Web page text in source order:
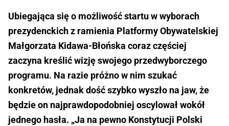
Ubiegająca się o możliwość startu w wyborach
prezydenckich z ramienia Platformy Obywatelskiej
Małgorzata Kidawa-Błońska coraz częściej
zaczyna kreślić wizję swojego przedwyborczego
programu. Na razie próżno w nim szukać
konkretów, jednak dość szybko wyszło na jaw, że
będzie on najprawdopodobniej oscylował wokół
jednego hasła. „Ja na pewno Konstytucji Polski